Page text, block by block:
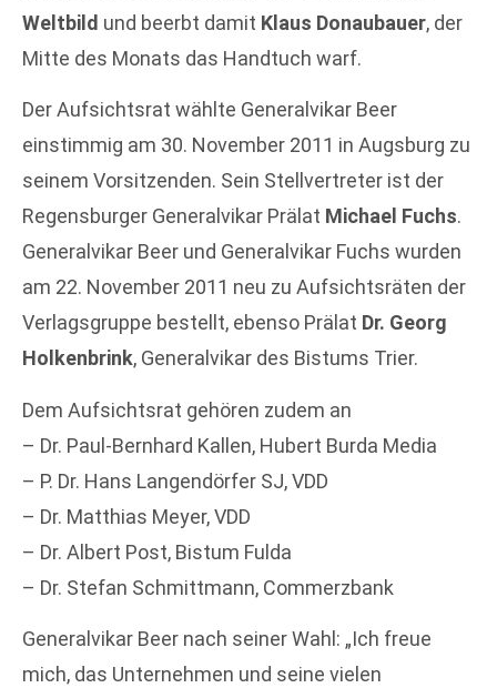
Weltbild und beerbt damit Klaus Donaubauer, der
Mitte des Monats das Handtuch warf.
Der Aufsichtsrat wählte Generalvikar Beer
einstimmig am 30. November 2011 in Augsburg zu
seinem Vorsitzenden. Sein Stellvertreter ist der
Regensburger Generalvikar Prälat Michael Fuchs.
Generalvikar Beer und Generalvikar Fuchs wurden
am 22. November 2011 neu zu Aufsichtsräten der
Verlagsgruppe bestellt, ebenso Prälat Dr. Georg
Holkenbrink, Generalvikar des Bistums Trier.
Dem Aufsichtsrat gehören zudem an
– Dr. Paul-Bernhard Kallen, Hubert Burda Media
– P. Dr. Hans Langendörfer SJ, VDD
– Dr. Matthias Meyer, VDD
– Dr. Albert Post, Bistum Fulda
– Dr. Stefan Schmittmann, Commerzbank
Generalvikar Beer nach seiner Wahl: „Ich freue
mich, das Unternehmen und seine vielen